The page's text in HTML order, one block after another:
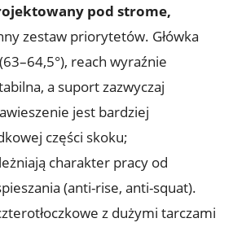
pod strome,
zestaw priorytetów. Główka
reach wyraźnie
a suport zazwyczaj
jest bardziej
części skoku;
charakter pracy od
(anti-rise, anti-squat).
z dużymi tarczami